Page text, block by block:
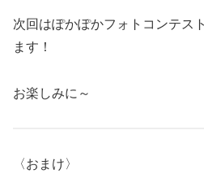
次回はぽかぽかフォトコンテス
ます！
お楽しみに～
〈おまけ〉